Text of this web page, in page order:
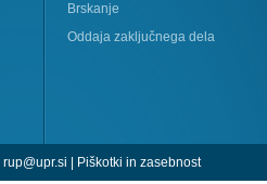
Brskanje
Oddaja zaključnega dela
rup@upr.si | Piškotki in zasebnost